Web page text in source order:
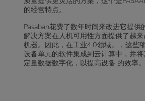
的经营特点。
Pasaban花费了数年时间来改进它提供
解决方案在人机可用性方面提供了越
机器。因此，在工业4.0领域。，这些
设备单元的软件集成到云计算中，并
定量数据数字化，以提高设备 的效率。